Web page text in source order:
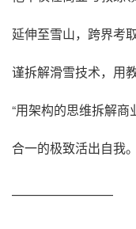
延伸至雪山，跨界考
谨拆解滑雪技术，用
“用架构的思维拆解
合一的极致活出自我
————————